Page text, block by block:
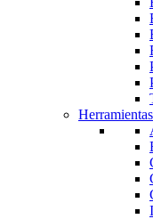
Herramientas